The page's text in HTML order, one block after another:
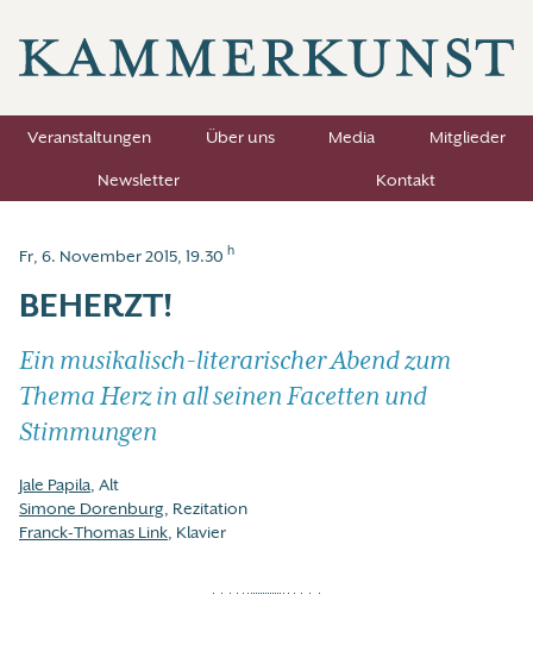
Veranstaltungen Über uns Media
Mitglieder
Newsletter
Kontakt
Fr, 6. November 2015, 19.30 h
BEHERZT!
Ein musikalisch-literarischer Abend zum
Thema Herz in all seinen Facetten und
Stimmungen
Jale Papila, Alt
Simone Dorenburg, Rezitation
Franck-Thomas Link, Klavier